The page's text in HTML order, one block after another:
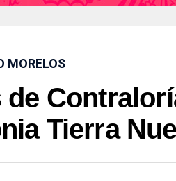
MORELOS
Tierra